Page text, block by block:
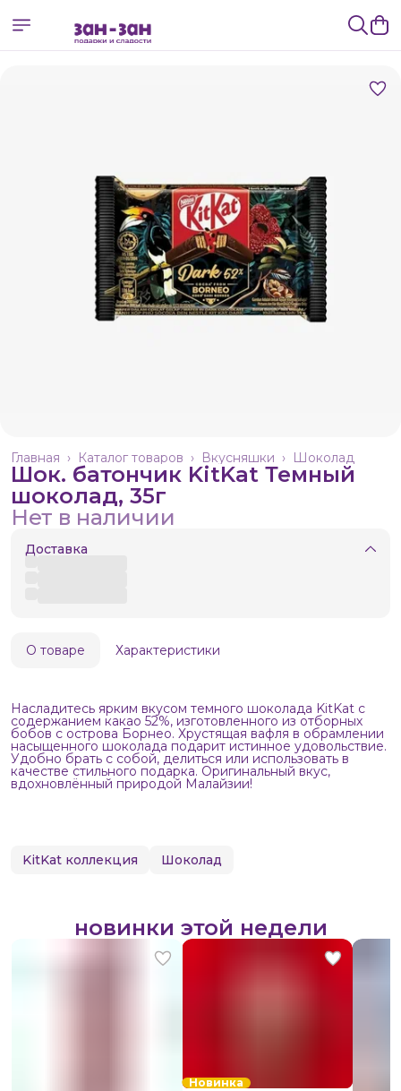
Шоколад
Вкусняшки ›
Каталог товаров ›
Главная ›
Шок. батончик KitKat Темный
шоколад, 35г
Нет в наличии
Доставка
О товаре Характеристики
Насладитесь ярким вкусом темного шоколада KitKat с
содержанием какао 52%, изготовленного из отборных
бобов с острова Борнео. Хрустящая вафля в обрамлении
насыщенного шоколада подарит истинное удовольствие.
Удобно брать с собой, делиться или использовать в
качестве стильного подарка. Оригинальный вкус,
вдохновлённый природой Малайзии!
KitKat коллекция Шоколад
новинки этой недели
Новинка